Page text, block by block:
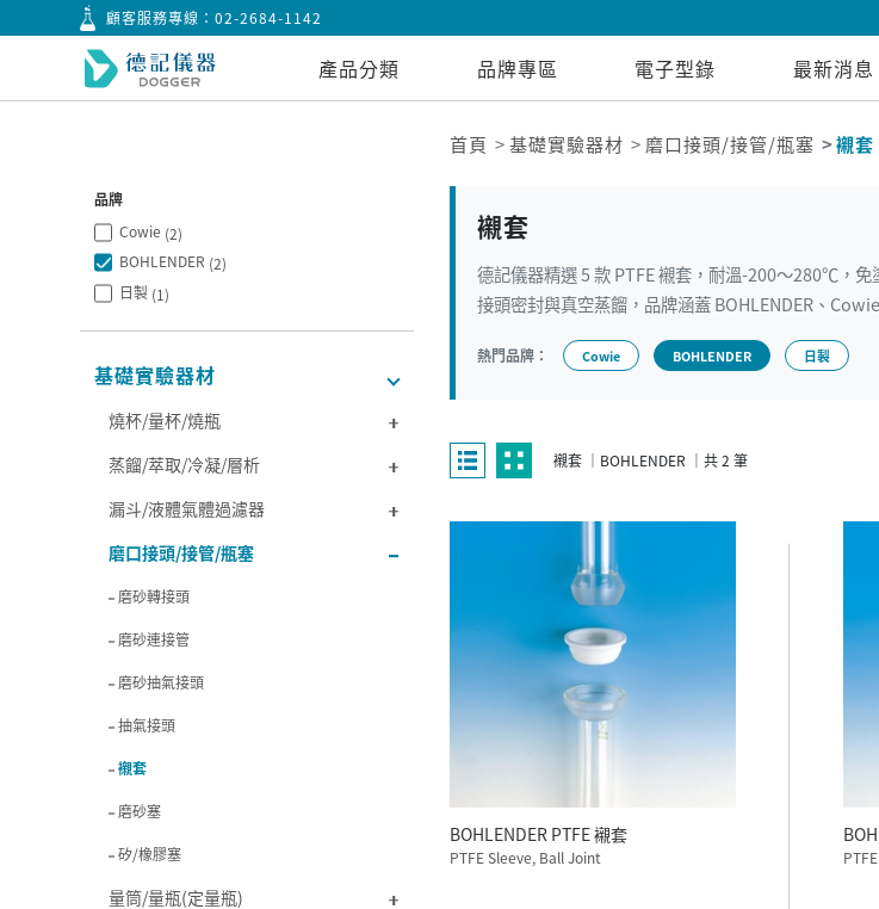
顧客服務專線：02-2684-1142
產品分類 品牌專區 電子型錄 最新消息
首頁 基礎實驗器材 磨口接頭/接管/瓶塞 襯套
品牌
Cowie (2)
BOHLENDER (2)
日製 (1)
基礎實驗器材
燒杯/量杯/燒瓶
蒸餾/萃取/冷凝/層析
漏斗/液體氣體過濾器
磨口接頭/接管/瓶塞
磨砂轉接頭
磨砂連接管
磨砂抽氣接頭
抽氣接頭
襯套
磨砂塞
矽/橡膠塞
量筒/量瓶(定量瓶)
襯套
德記儀器精選 5 款 PTFE 襯套，耐溫-200～280℃，
接頭密封與真空蒸餾，品牌涵蓋 BOHLENDER、
熱門品牌： Cowie BOHLENDER 日製
襯套 ｜BOHLENDER ｜共 2 筆
BOHLENDER PTFE 襯套
PTFE Sleeve, Ball Joint